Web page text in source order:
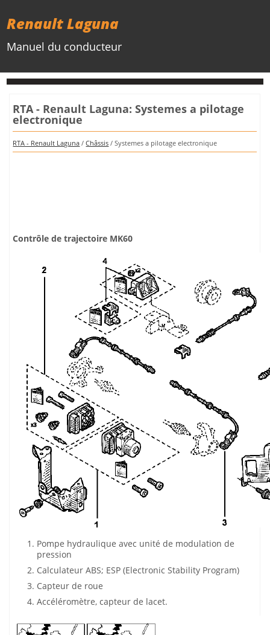
Renault Laguna
Manuel du conducteur
RTA - Renault Laguna: Systemes a pilotage
electronique
RTA - Renault Laguna /Châssis / Systemes a pilotage electronique
Contrôle de trajectoire MK60
Pompe hydraulique avec unité de modulation de
pression
Calculateur ABS; ESP (Electronic Stability Program)
Capteur de roue
Accéléromètre, capteur de lacet.